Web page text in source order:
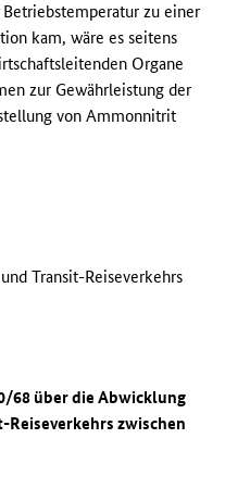
zu einer
kam, wäre es seitens
Organe
zur Gewährleistung der
von Ammonnitrit
Transit-Reiseverkehrs
68 über die Abwicklung
Reiseverkehrs zwischen